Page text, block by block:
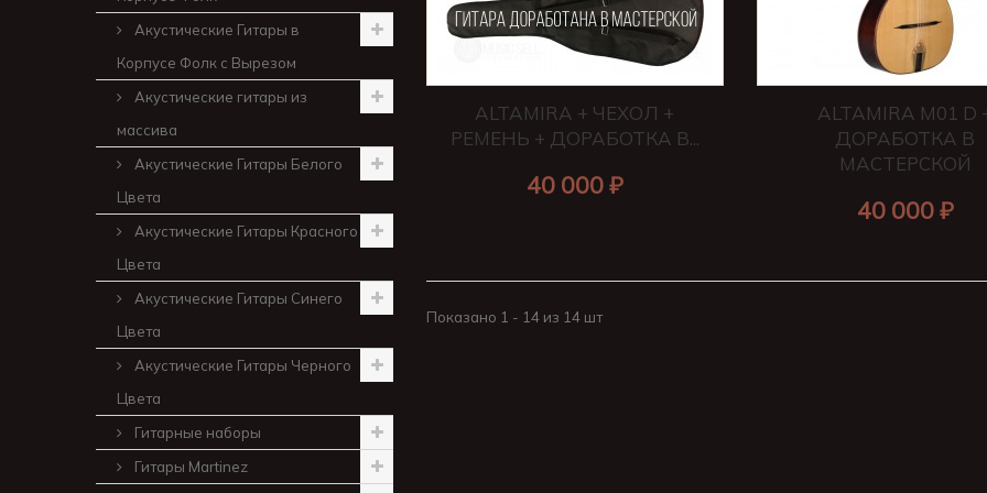
Акустические Гитары в
Корпусе Фолк с Вырезом
Акустические гитары из
массива
Акустические Гитары Белого
Цвета
Акустические Гитары Красного
Цвета
Акустические Гитары Синего
Цвета
Акустические Гитары Черного
Цвета
Гитарные наборы
Гитары Martinez
ALTAMIRA + ЧЕХОЛ +
РЕМЕНЬ + ДОРАБОТКА В...
40 000 ₽
ALTAMIRA M01 D
ДОРАБОТКА В
МАСТЕРСКОЙ
40 000 ₽
Показано 1 - 14 из 14 шт